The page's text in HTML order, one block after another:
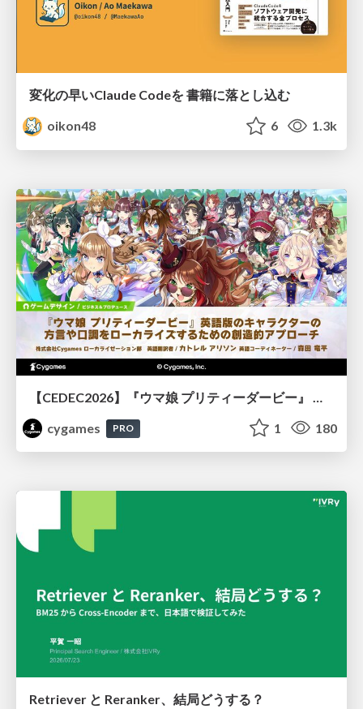
変化の早いClaude Codeを 書籍に落とし込む
oikon48
6 1.3k
cygames
PRO 1 180
Retriever と Reranker、結局どうする？